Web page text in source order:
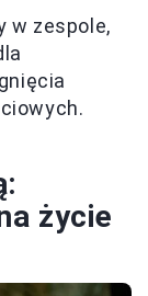
w zespole,
życie